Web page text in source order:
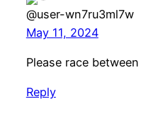
@user-wn7ru3ml7w
May 11, 2024
Please race
Reply